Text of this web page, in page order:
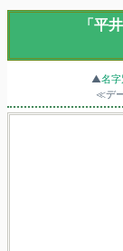
「平
▲名字
≪デ